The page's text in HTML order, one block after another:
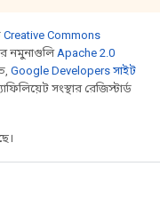
Creative Commons
নমুনাগুলিApache 2.0
Google Developers সাইট
সংস্থার রেজিস্টার্ড